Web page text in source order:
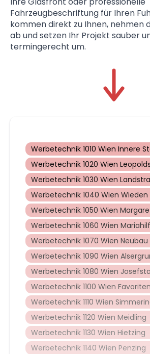
Fahrzeugbeschriftung für Ihren
kommen direkt zu Ihnen, nehmen
ab und setzen Ihr Projekt sauber
termingerecht um.
Werbetechnik 1010 Wien Innere
Werbetechnik 1020 Wien
Werbetechnik 1030 Wien
Werbetechnik 1040 Wien Wieden
Werbetechnik 1050 Wien
Werbetechnik 1060 Wien Mariahilf
Werbetechnik 1070 Wien Neubau
Werbetechnik 1090 Wien
Werbetechnik 1080 Wien
Werbetechnik 1100 Wien Favoriten
Werbetechnik 1110 Wien
Werbetechnik 1120 Wien Meidling
Werbetechnik 1130 Wien Hietzing
Werbetechnik 1140 Wien Penzing